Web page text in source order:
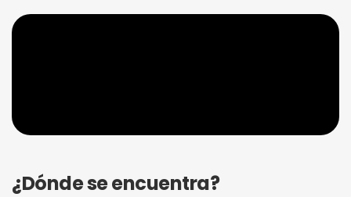
¿Dónde se encuentra?